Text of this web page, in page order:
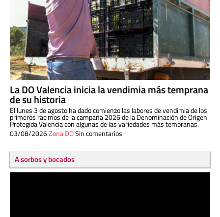
La DO Valencia inicia la vendimia más temprana
de su historia
El lunes 3 de agosto ha dado comienzo las labores de vendimia de los
primeros racimos de la campaña 2026 de la Denominación de Origen
Protegida Valencia con algunas de las variedades más tempranas.
03/08/2026Zona DOSin comentarios
A sorbos y bocados